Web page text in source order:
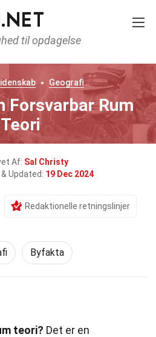
til opdagelse
Geografi
Forsvarbar Rum
Teori
Af: Sal Christy
Updated: 19 Dec 2024
Redaktionelle retningslinjer
Byfakta
teori? Det er en